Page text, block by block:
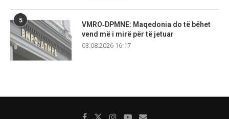
5
VMRO‑DPMNE: Maqedonia do të bëhet
vend më i mirë për të jetuar
03.08.2026 16:17